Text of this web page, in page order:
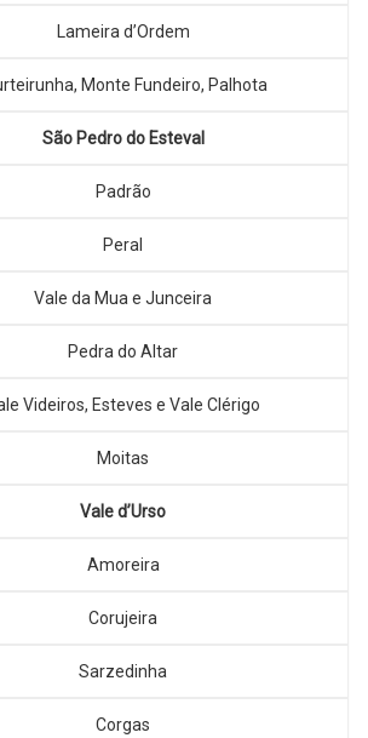
Lameira d’Ordem
Monte Fundeiro, Palhota
São Pedro do Esteval
Padrão
Peral
Vale da Mua e Junceira
Pedra do Altar
Videiros, Esteves e Vale Clérigo
Moitas
Vale d’Urso
Amoreira
Corujeira
Sarzedinha
Corgas